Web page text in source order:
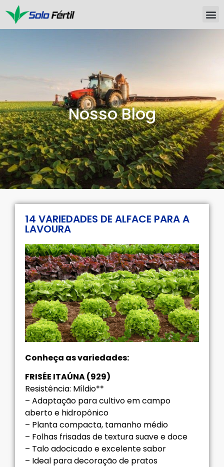
Nosso Blog
14 VARIEDADES DE ALFACE PARA A
LAVOURA
Conheça as variedades:
FRISÉE ITAÚNA (929)
Resistência: Míldio**
– Adaptação para cultivo em campo
aberto e hidropônico
– Planta compacta, tamanho médio
– Folhas frisadas de textura suave e doce
– Talo adocicado e excelente sabor
– Ideal para decoração de pratos